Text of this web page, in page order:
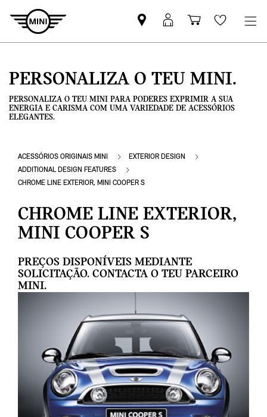
Pesquisar
parceiro
Iniciar
sessão
Carrinho
de
Wishlist
PERSONALIZA O TEU MINI.
PERSONALIZA O TEU MINI PARA PODERES EXPRIMIR A SUA
ENERGIA E CARISMA COM UMA VARIEDADE DE ACESSÓRIOS
ELEGANTES.
ACESSÓRIOS ORIGINAIS MINI
EXTERIOR DESIGN
ADDITIONAL DESIGN FEATURES
CHROME LINE EXTERIOR, MINI COOPER S
CHROME LINE EXTERIOR,
MINI COOPER S
PREÇOS DISPONÍVEIS MEDIANTE
SOLICITAÇÃO. CONTACTA O TEU PARCEIRO
MINI.